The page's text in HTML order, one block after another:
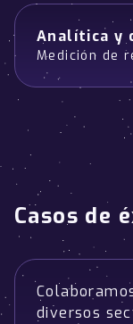
Analítica y
Medición de
Casos de
diversos